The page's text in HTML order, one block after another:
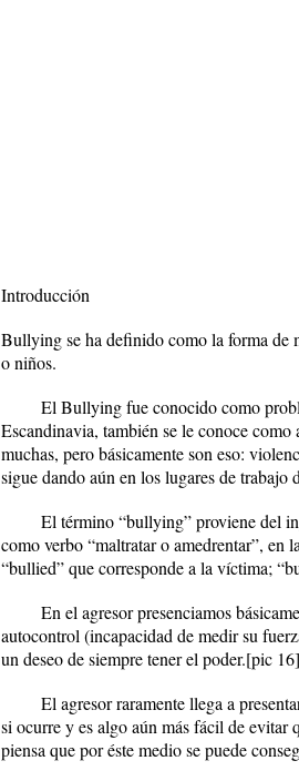
Introducción
Bullying se ha definido como la forma de
o niños.
El Bullying fue conocido como
Escandinavia, también se le conoce
muchas, pero básicamente son eso:
sigue dando aún en los lugares de
El término “bullying” proviene del
como verbo “maltratar o amedrentar”, en
“bullied” que corresponde a la víctima;
En el agresor presenciamos
autocontrol (incapacidad de medir su
un deseo de siempre tener el poder.[pic 16]
El agresor raramente llega a
si ocurre y es algo aún más fácil de
piensa que por éste medio se puede